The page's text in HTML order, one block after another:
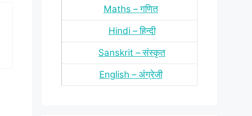
Maths – गणित
Hindi – हिन्‍दी
Sanskrit – संस्‍कृत
English – अंंग्रेजी